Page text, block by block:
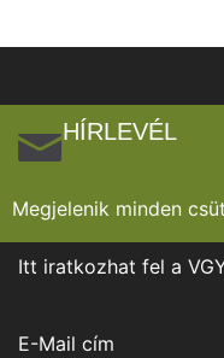
HÍRLEVÉL
Megjelenik minden
Itt iratkozhat fel a
E-Mail cím